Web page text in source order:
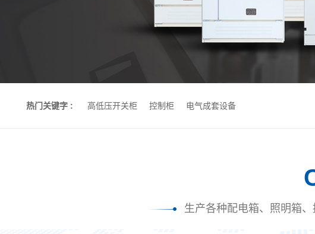
热门关键字 : 高低压开关柜 控制柜 电气成套设备
生产各种配电箱、照明箱